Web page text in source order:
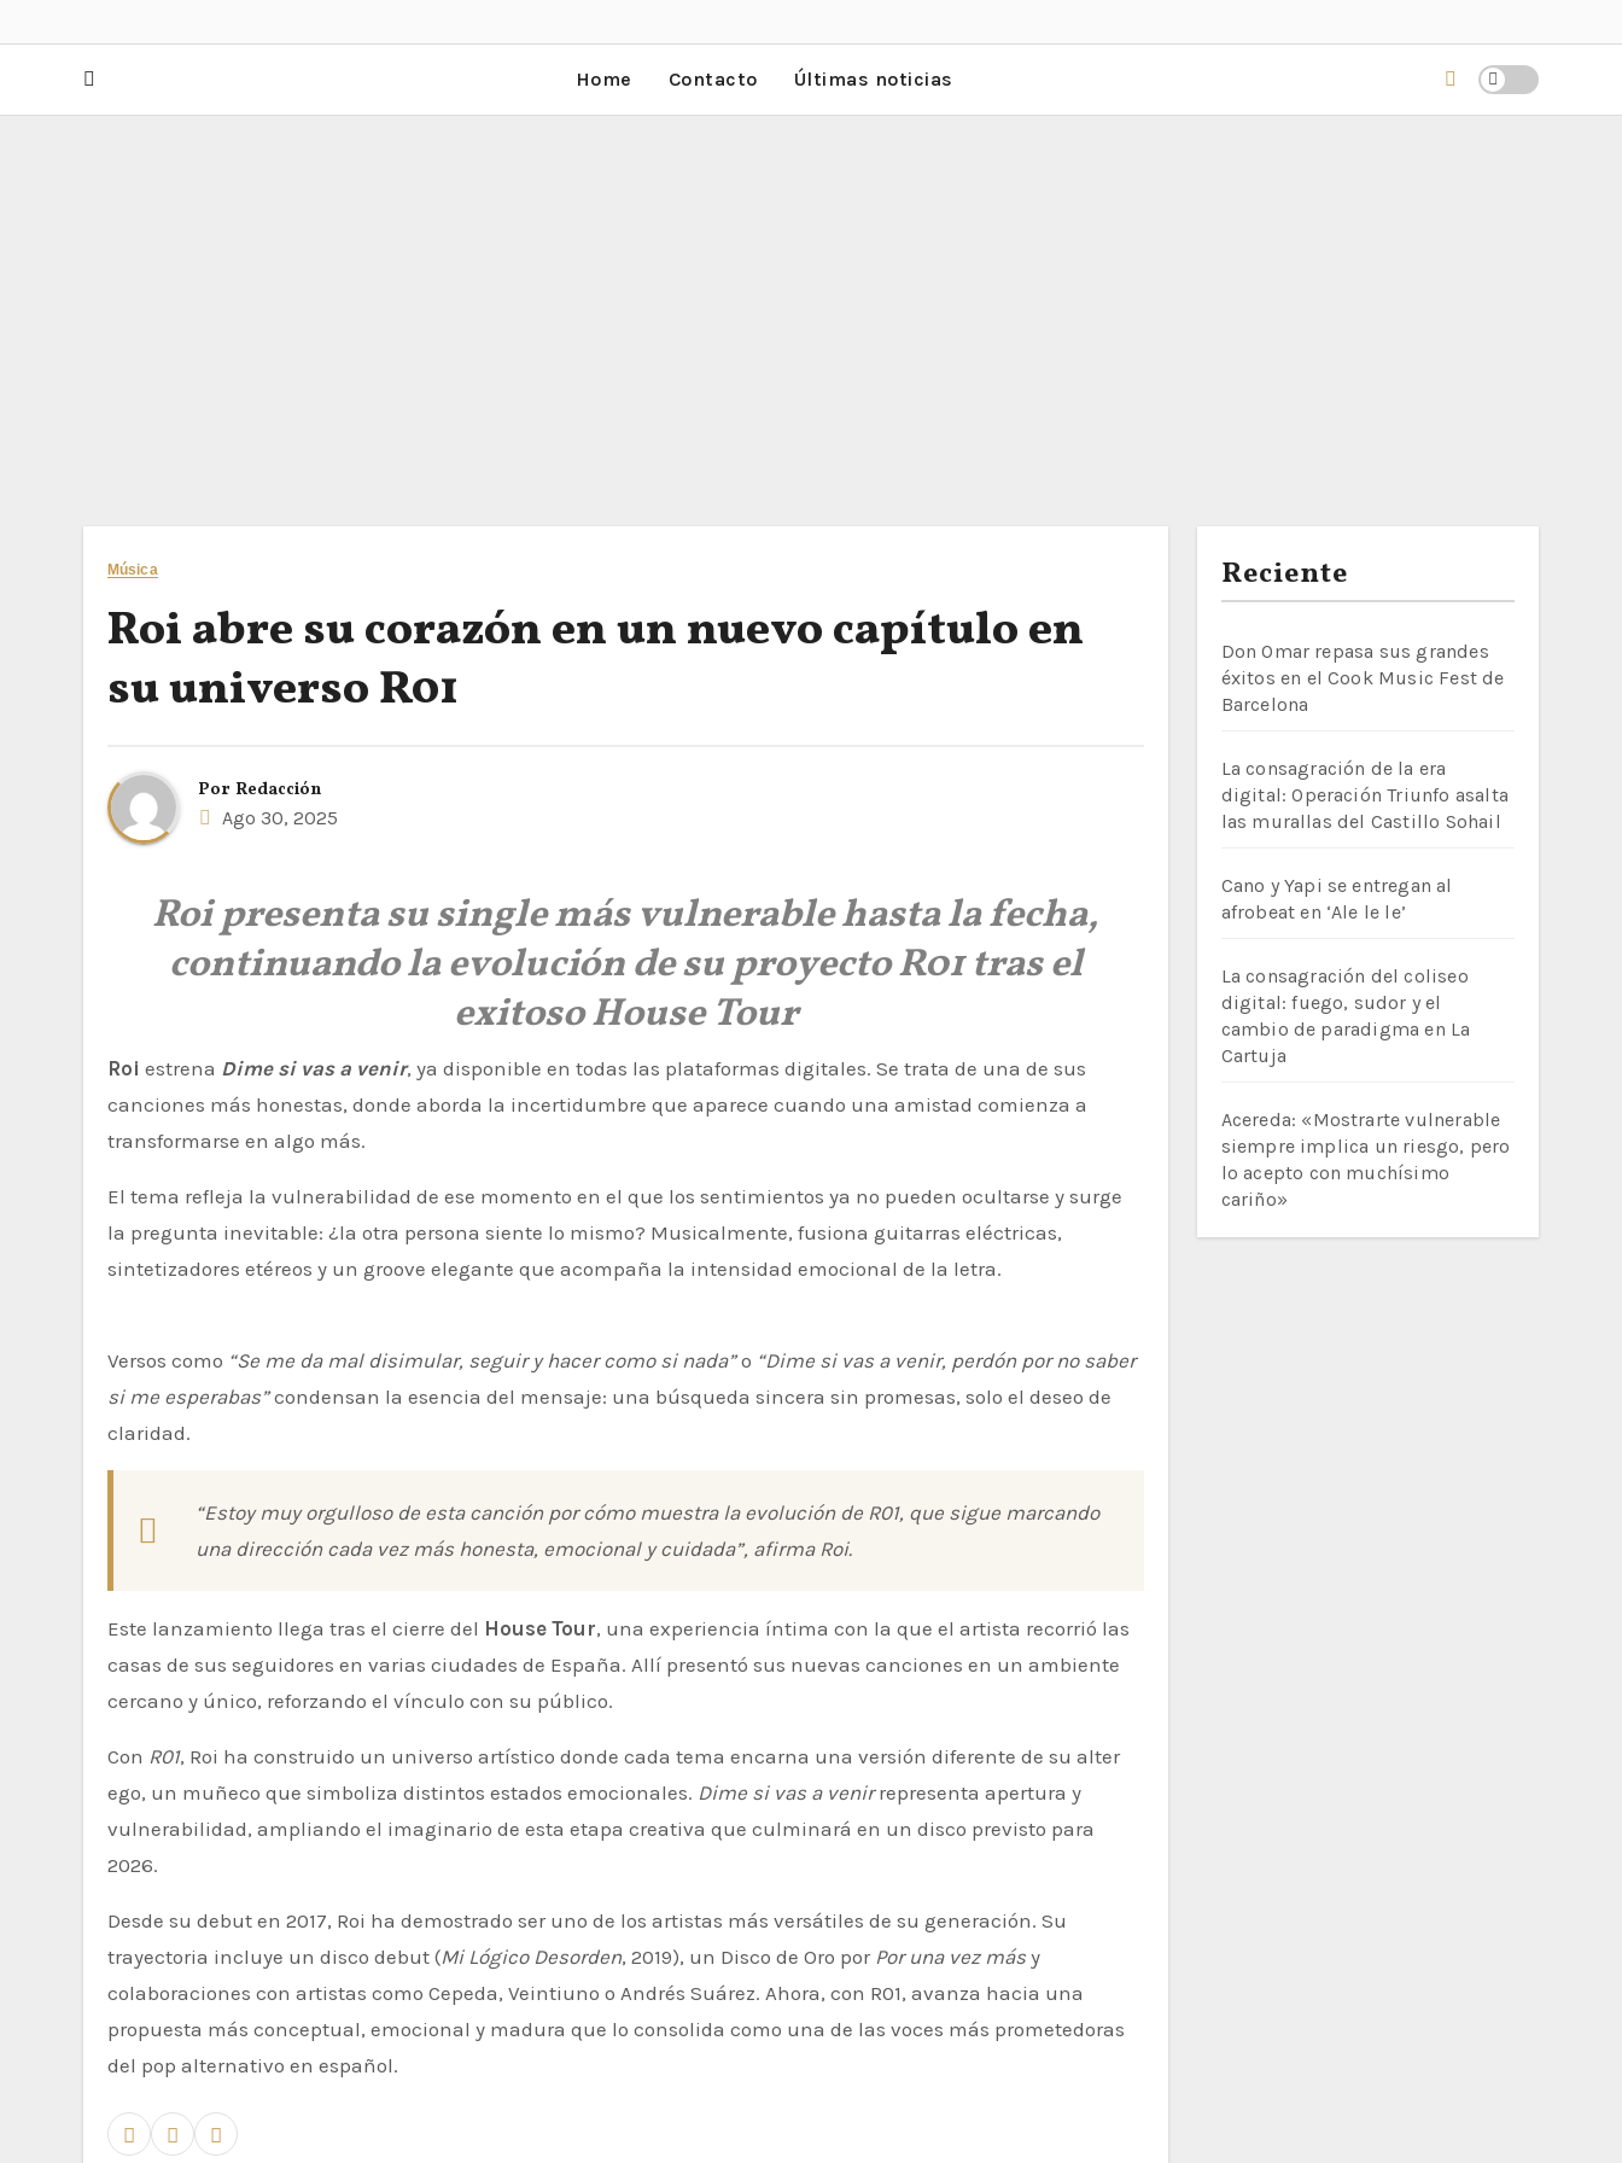
Home Contacto Últimas noticias
Música
Roi abre su corazón en un nuevo capítulo en
su universo R01
Por Redacción
Ago 30, 2025
Roi presenta su single más vulnerable hasta la fecha,
continuando la evolución de su proyecto R01 tras el
exitoso House Tour
Roi estrena Dime si vas a venir, ya disponible en todas las plataformas digitales. Se trata de una de sus
canciones más honestas, donde aborda la incertidumbre que aparece cuando una amistad comienza a
transformarse en algo más.
El tema refleja la vulnerabilidad de ese momento en el que los sentimientos ya no pueden ocultarse y surge
la pregunta inevitable: ¿la otra persona siente lo mismo? Musicalmente, fusiona guitarras eléctricas,
sintetizadores etéreos y un groove elegante que acompaña la intensidad emocional de la letra.
Versos como “Se me da mal disimular, seguir y hacer como si nada”o “Dime si vas a venir, perdón por no saber
si me esperabas”condensan la esencia del mensaje: una búsqueda sincera sin promesas, solo el deseo de
claridad.
“Estoy muy orgulloso de esta canción por cómo muestra la evolución de R01, que sigue marcando
una dirección cada vez más honesta, emocional y cuidada”, afirma Roi.
Este lanzamiento llega tras el cierre del House Tour, una experiencia íntima con la que el artista recorrió las
casas de sus seguidores en varias ciudades de España. Allí presentó sus nuevas canciones en un ambiente
cercano y único, reforzando el vínculo con su público.
Con R01, Roi ha construido un universo artístico donde cada tema encarna una versión diferente de su alter
ego, un muñeco que simboliza distintos estados emocionales. Dime si vas a venirrepresenta apertura y
vulnerabilidad, ampliando el imaginario de esta etapa creativa que culminará en un disco previsto para
2026.
Desde su debut en 2017, Roi ha demostrado ser uno de los artistas más versátiles de su generación. Su
trayectoria incluye un disco debut (Mi Lógico Desorden, 2019), un Disco de Oro por Por una vez más y
colaboraciones con artistas como Cepeda, Veintiuno o Andrés Suárez. Ahora, con R01, avanza hacia una
propuesta más conceptual, emocional y madura que lo consolida como una de las voces más prometedoras
del pop alternativo en español.
Reciente
Don Omar repasa sus grandes
éxitos en el Cook Music Fest de
Barcelona
La consagración de la era
digital: Operación Triunfo asalta
las murallas del Castillo Sohail
Cano y Yapi se entregan al
afrobeat en ‘Ale le le’
La consagración del coliseo
digital: fuego, sudor y el
cambio de paradigma en La
Cartuja
Acereda: «Mostrarte vulnerable
siempre implica un riesgo, pero
lo acepto con muchísimo
cariño»